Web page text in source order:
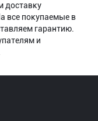
доставку
все покупаемые в
гарантию.
и